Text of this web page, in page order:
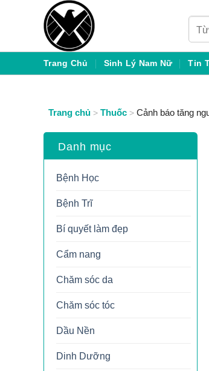
dung
kiếm:
Trang Chủ Sinh Lý Nam Nữ Tin
Trang chủ > Thuốc > Cảnh báo tăng
Danh mục
Bệnh Học
Bệnh Trĩ
Bí quyết làm đẹp
Cẩm nang
Chăm sóc da
Chăm sóc tóc
Dầu Nền
Dinh Dưỡng